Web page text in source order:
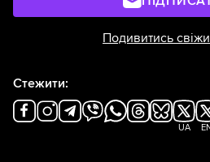
Подивитись
Стежити:
UA EN